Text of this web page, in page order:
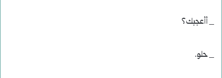
_ أأعجبك؟
_ حلو.